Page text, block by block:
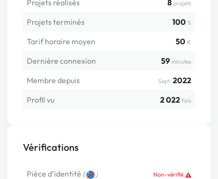
Projets réalisés 8 projets
Projets terminés 100 %
Tarif horaire moyen 50 €
Dernière connexion 59 minutes
Membre depuis Sept. 2022
Profil vu
2 022 fois
Vérifications
Pièce d’identité ( ) Non-vérifié